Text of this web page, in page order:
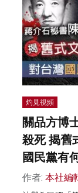
灼見視頻
關品方博
殺死 揭舊
國民黨有
作者: 本社編